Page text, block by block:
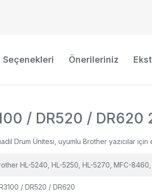
Seçenekleri Önerileriniz
/ DR520 /
Drum Ünitesi, uyumlu Brother yazıcılar
HL-5240, HL-5250, HL-5270, MFC-
/ DR520 / DR620